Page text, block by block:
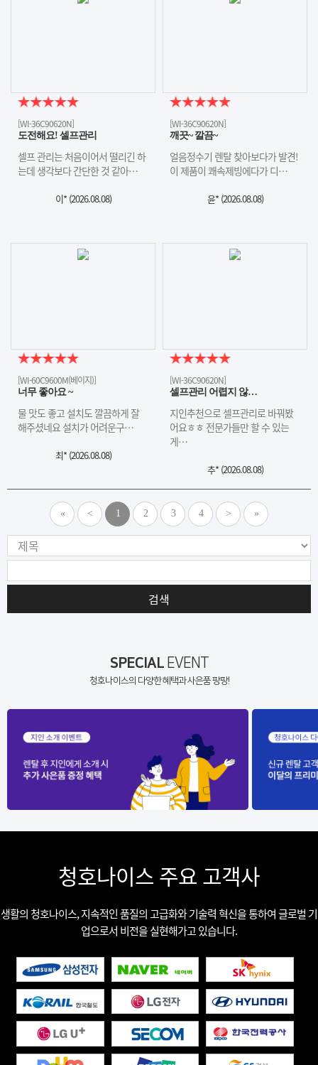
[WI-36C90620N]
도전해요! 셀프관리
셀프 관리는 처음이어서 떨리긴 하
는데 생각보다 간단한 것 같아…
이* (2026.08.08)
[WI-36C90620N]
깨끗~ 깔끔~
얼음정수기 렌탈 찾아보다가 발견!
이 제품이 쾌속제빙에다가 디…
윤* (2026.08.08)
[WI-60C9600M(베이지)]
너무 좋아요 ~
물 맛도 좋고 설치도 깔끔하게 잘
해주셨네요 설치가 어려운구…
최* (2026.08.08)
[WI-36C90620N]
셀프관리 어렵지 않…
지인추천으로 셀프관리로 바꿔봤
어요ㅎㅎ 전문가들만 할 수 있는
게…
추* (2026.08.08)
« < 1 2 3 4 > »
검색
SPECIALEVENT
청호나이스의 다양한 혜택과 사은품 팡팡!
청호나이스 주요 고객사
생활의 청호나이스, 지속적인 품질의 고급화와 기술력 혁신을 통하여 글로벌 기
업으로서 비전을 실현해가고 있습니다.